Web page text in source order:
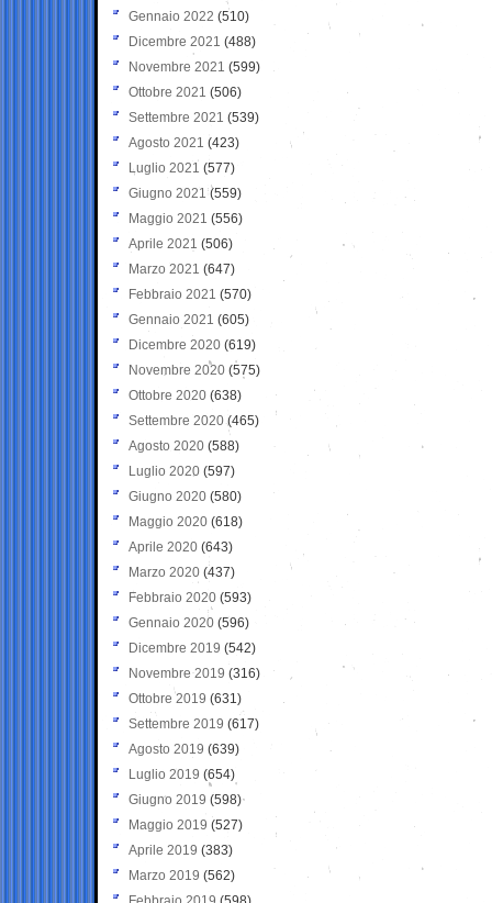
Gennaio 2022 (510)
Dicembre 2021 (488)
Novembre 2021 (599)
Ottobre 2021 (506)
Settembre 2021 (539)
Agosto 2021 (423)
Luglio 2021 (577)
Giugno 2021(559)
Maggio 2021 (556)
Aprile 2021 (506)
Marzo 2021 (647)
Febbraio 2021 (570)
Gennaio 2021 (605)
Dicembre 2020 (619)
Novembre 2020 (575)
Ottobre 2020 (638)
Settembre 2020(465)
Agosto 2020 (588)
Luglio 2020 (597)
Giugno 2020 (580)
Maggio 2020 (618)
Aprile 2020 (643)
Marzo 2020 (437)
Febbraio 2020 (593)
Gennaio 2020 (596)
Dicembre 2019 (542)
Novembre 2019 (316)
Ottobre 2019 (631)
Settembre 2019 (617)
Agosto 2019 (639)
Luglio 2019 (654)
Giugno 2019 (598)
Maggio 2019 (527)
Aprile 2019 (383)
Marzo 2019 (562)